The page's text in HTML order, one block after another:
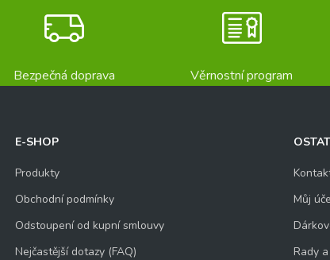
Bezpečná doprava Věrnostní program
E-SHOP
Produkty
Obchodní podmínky
Odstoupení od kupní smlouvy
Nejčastější dotazy (FAQ)
Můj
Rady